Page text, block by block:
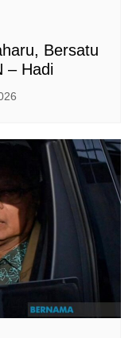
Bersatu
– Hadi